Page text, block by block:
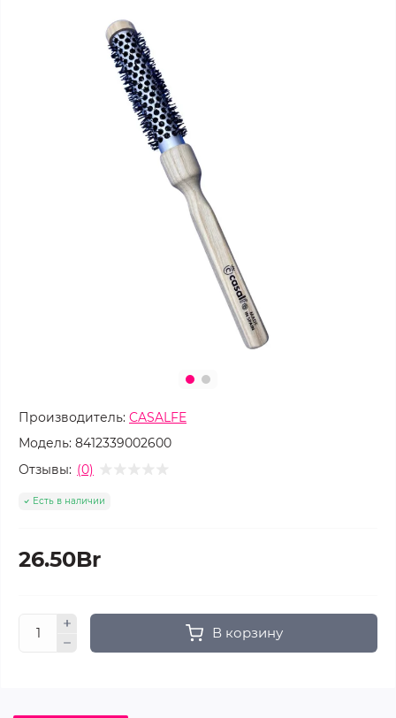
Производитель: CASALFE
Модель: 8412339002600
Отзывы: (0)
Есть в наличии
26.50Br
В корзину